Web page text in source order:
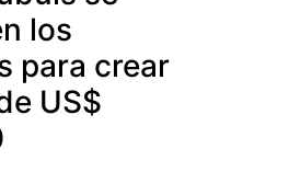
los
para crear
US$